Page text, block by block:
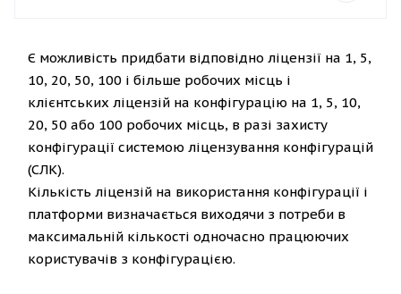
Є можливість придбати відповідно ліцензії на 1, 5,
10, 20, 50, 100 і більше робочих місць і
клієнтських ліцензій на конфігурацію на 1, 5, 10,
20, 50 або 100 робочих місць, в разі захисту
конфігурації системою ліцензування конфігурацій
(СЛК).
Кількість ліцензій на використання конфігурації і
платформи визначається виходячи з потреби в
максимальній кількості одночасно працюючих
користувачів з конфігурацією.